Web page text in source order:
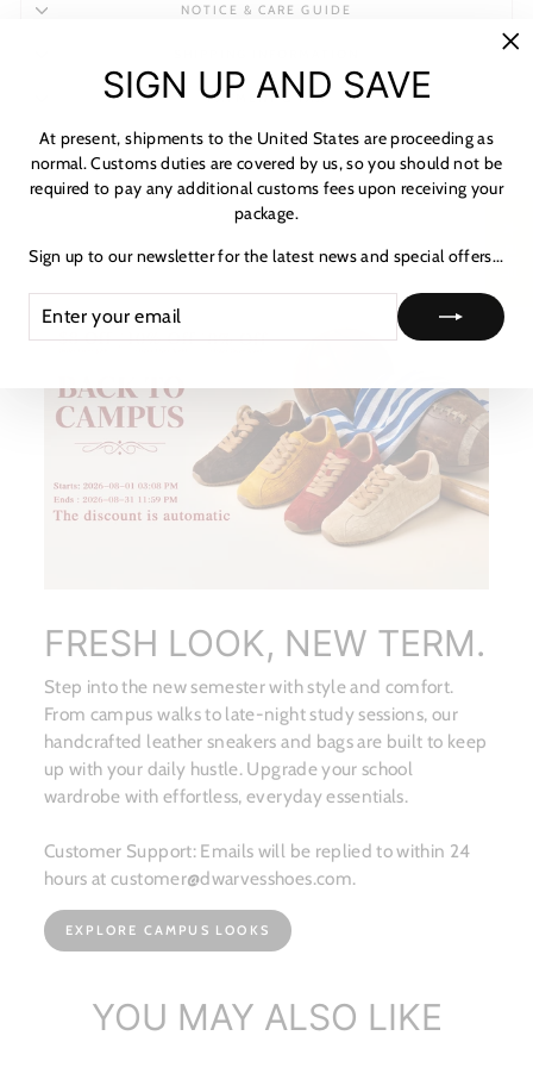
NOTICE & CARE GUIDE
PAYMENT & TAX
HOW TO TRACK
ASK A QUESTION
FRESH LOOK, NEW TERM.
Step into the new semester with style and comfort.
From campus walks to late-night study sessions, our
handcrafted leather sneakers and bags are built to keep
up with your daily hustle. Upgrade your school
wardrobe with effortless, everyday essentials.
Customer Support: Emails will be replied to within 24
hours at customer@dwarvesshoes.com.
EXPLORE CAMPUS LOOKS
YOU MAY ALSO LIKE
SIGN UP AND SAVE
At present, shipments to the United States are proceeding as
normal. Customs duties are covered by us, so you should not be
required to pay any additional customs fees upon receiving your
package.
Sign up to our newsletter for the latest news and special offers...
YOUR
EMAIL
★ 리뷰